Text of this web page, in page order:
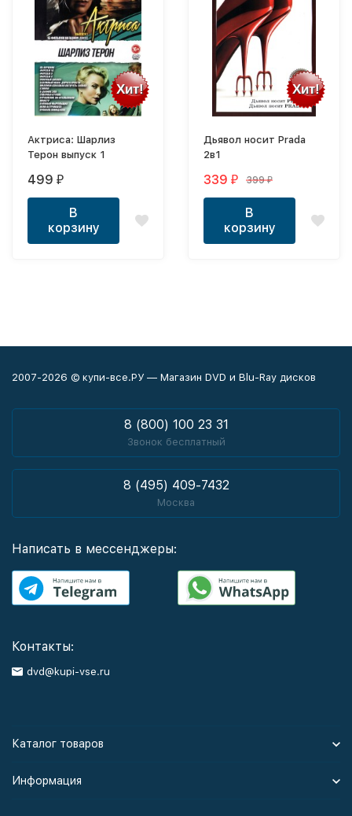
Хит!
Актриса: Шарлиз
Терон выпуск 1
499 ₽
В
корзину
Хит!
Дьявол носит Prada
2в1
339 ₽ 399₽
В
корзину
2007-2026 © купи-все.РУ — Магазин DVD и Blu-Ray дисков
8 (800) 100 23 31
Звонок бесплатный
8 (495) 409-7432
Москва
Написать в мессенджеры:
Контакты:
dvd@kupi-vse.ru
Каталог товаров
Информация